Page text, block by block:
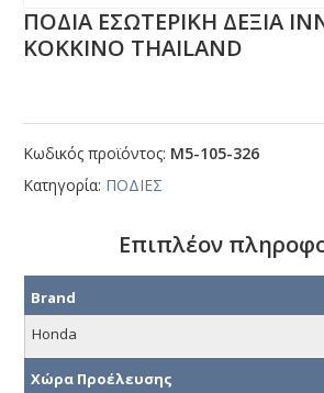
ΠΟΔΙΑ ΕΣΩΤΕΡΙΚΗ ΔΕΞΙΑ
ΚΟΚΚΙΝΟ ΤΗΑΙLΑΝD
Κωδικός προϊόντος: Μ5-105-326
Κατηγορία: ΠΟΔΙΕΣ
Επιπλέον
Brand
Honda
Χώρα Προέλευσης